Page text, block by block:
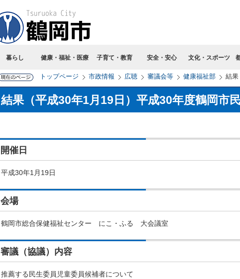
暮らし 健康・福祉・医療 子育て・教育 安全・安心 文化・スポーツ
トップページ 市政情報 広聴 審議会等 健康福祉部 結果
結果（平成30年1月19日）平成30年度鶴岡市
開催日
平成30年1月19日
会場
鶴岡市総合保健福祉センター にこ・ふる 大会議室
審議（協議）内容
推薦する民生委員児童委員候補者について